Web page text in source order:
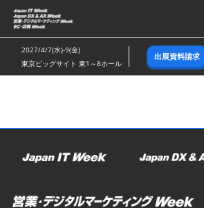
ス
キ
ッ
し
む
2027/4/7(水)-9(金)
東京ビッグサイト 東1～8ホール
出展資料請求